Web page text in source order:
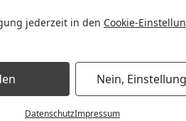
jederzeit in den Cookie-
Nein,
DatenschutzImpressum
(auf Wunsch)